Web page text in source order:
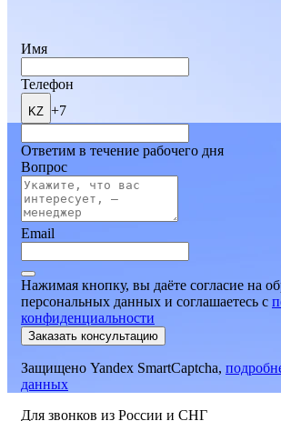
Имя
Телефон
KZ +7
Ответим в течение рабочего дня
Вопрос
Email
Нажимая кнопку, вы даёте согласие на
персональных данных и соглашаетесь c
конфиденциальности
Заказать консультацию
Защищено Yandex SmartCaptcha,
данных
Для звонков из России и СНГ